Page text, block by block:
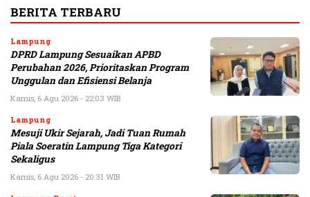
BERITA TERBARU
Lampung
DPRD Lampung Sesuaikan APBD
Perubahan 2026, Prioritaskan Program
Unggulan dan Efisiensi Belanja
Kamis, 6 Agu 2026 - 22:03 WIB
Lampung
Mesuji Ukir Sejarah, Jadi Tuan Rumah
Piala Soeratin Lampung Tiga Kategori
Sekaligus
Kamis, 6 Agu 2026 - 20:31 WIB